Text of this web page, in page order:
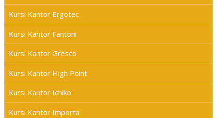
Kursi Kantor Ergotec
Kursi Kantor Fantoni
Kursi Kantor Gresco
Kursi Kantor High Point
Kursi Kantor Ichiko
Kursi Kantor Importa